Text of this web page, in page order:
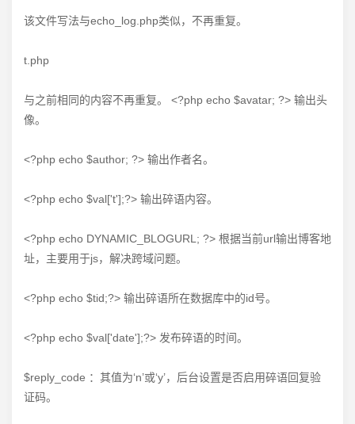
该文件写法与echo_log.php类似，不再重复。
t.php
与之前相同的内容不再重复。 <?php echo $avatar; ?> 输出头
像。
<?php echo $author; ?> 输出作者名。
<?php echo $val['t'];?> 输出碎语内容。
<?php echo DYNAMIC_BLOGURL; ?> 根据当前url输出博客地
址，主要用于js，解决跨域问题。
<?php echo $tid;?> 输出碎语所在数据库中的id号。
<?php echo $val['date'];?> 发布碎语的时间。
$reply_code ：其值为‘n’或‘y’，后台设置是否启用碎语回复验
证码。